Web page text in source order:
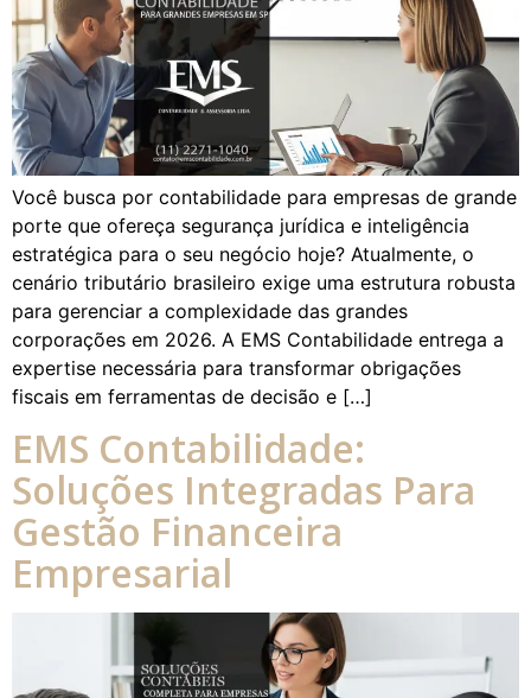
Você busca por contabilidade para empresas de grande
porte que ofereça segurança jurídica e inteligência
estratégica para o seu negócio hoje? Atualmente, o
cenário tributário brasileiro exige uma estrutura robusta
para gerenciar a complexidade das grandes
corporações em 2026. A EMS Contabilidade entrega a
expertise necessária para transformar obrigações
fiscais em ferramentas de decisão e […]
EMS Contabilidade:
Soluções Integradas Para
Gestão Financeira
Empresarial